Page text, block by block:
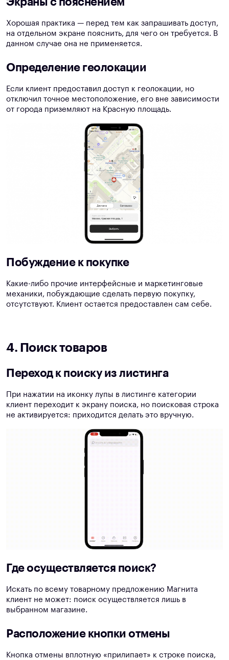
Хорошая практика — перед тем как запрашивать доступ,
на отдельном экране пояснить, для чего он требуется. В
данном случае она не применяется.
Определение геолокации
Если клиент предоставил доступ к геолокации, но
отключил точное местоположение, его вне зависимости
от города приземляют на Красную площадь.
Побуждение к покупке
Какие-либо прочие интерфейсные и маркетинговые
механики, побуждающие сделать первую покупку,
отсутствуют. Клиент остается предоставлен сам себе.
4. Поиск товаров
Переход к поиску из листинга
При нажатии на иконку лупы в листинге категории
клиент переходит к экрану поиска, но поисковая строка
не активируется: приходится делать это вручную.
Где осуществляется поиск?
Искать по всему товарному предложению Магнита
клиент не может: поиск осуществляется лишь в
выбранном магазине.
Расположение кнопки отмены
Кнопка отмены вплотную «прилипает» к строке поиска,